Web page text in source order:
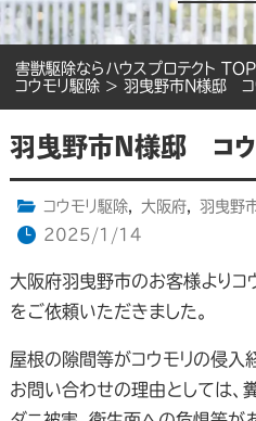
害獣駆除ならハウスプロテクト TOP
コウモリ駆除 > 羽曳野市N様邸 コ
羽曳野市N様邸 コウ
コウモリ駆除, 大阪府,
羽曳野
2025/1/14
大阪府羽曳野市のお客様よりコ
をご依頼いただきました。
屋根の隙間等がコウモリの侵入
お問い合わせの理由としては、